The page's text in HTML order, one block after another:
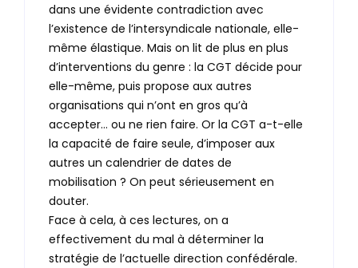
dans une évidente contradiction avec
l’existence de l’intersyndicale nationale, elle-
même élastique. Mais on lit de plus en plus
d’interventions du genre : la CGT décide pour
elle-même, puis propose aux autres
organisations qui n’ont en gros qu’à
accepter… ou ne rien faire. Or la CGT a-t-elle
la capacité de faire seule, d’imposer aux
autres un calendrier de dates de
mobilisation ? On peut sérieusement en
douter.
Face à cela, à ces lectures, on a
effectivement du mal à déterminer la
stratégie de l’actuelle direction confédérale.